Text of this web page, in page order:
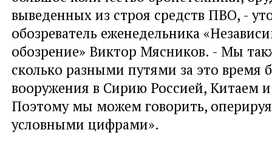
выведенных из строя средств ПВО, -
обозреватель еженедельника
обозрение» Виктор Мясников. - Мы
сколько разными путями за это время
вооружения в Сирию Россией, Китаем
Поэтому мы можем говорить,
условными цифрами».